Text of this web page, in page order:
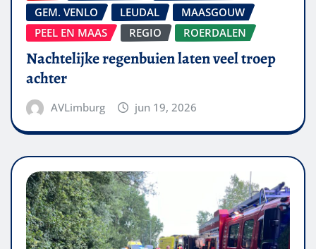
GEM. VENLO
LEUDAL
MAASGOUW
PEEL EN MAAS
REGIO ROERDALEN
Nachtelijke regenbuien laten veel troep
achter
AVLimburg jun 19, 2026